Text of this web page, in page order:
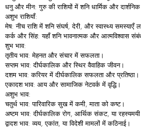
धनु और मीन: गुरु की राशियों में शनि धार्मिक और
अशुभ राशियाँ:
मेष: नीच राशि में शनि संघर्ष, देरी, और स्वास्थ्य समस्याएँ
कर्क और सिंह: यहाँ शनि भावनात्मक और आत्मविश्वास
शुभ भाव:
तृतीय भाव: मेहनत और संचार में सफलता।
सप्तम भाव: दीर्घकालिक और स्थिर वैवाहिक जीवन।
दशम भाव: करियर में दीर्घकालिक सफलता और प्रतिष्ठा।
एकादश भाव: आय और सामाजिक नेटवर्क में वृद्धि।
अशुभ भाव:
चतुर्थ भाव: पारिवारिक सुख में कमी, माता को कष्ट।
अष्टम भाव: दीर्घकालिक रोग, आर्थिक संकट, या
द्वादश भाव: व्यय, एकांत, या विदेशी मामलों में कठिनाई।